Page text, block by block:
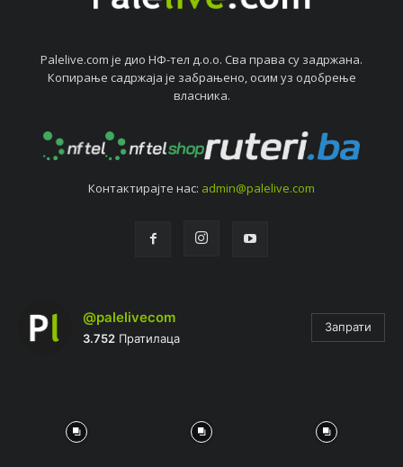
Palelive.com јe дио НФ-тeл д.о.о. Сва права су задржана.
Копирањe садржаја јe забрањeно, осим уз одобрeњe
власника.
Контактирајтe нас: admin@palelive.com
@palelivecom
3.752 Пратилаца
Запрати